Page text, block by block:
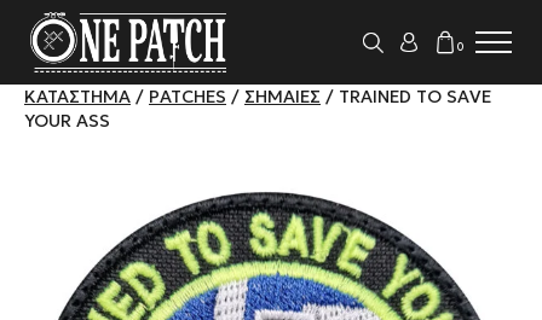
0
ΚΑΤΆΣΤΗΜΑ / PATCHES / ΣΗΜΑΊΕΣ / TRAINED TO SAVE
YOUR ASS